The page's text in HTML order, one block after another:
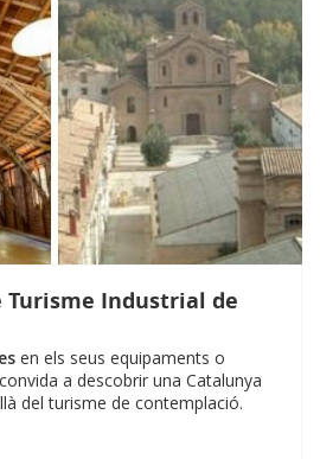
Turisme Industrial de
en els seus equipaments o
a descobrir una Catalunya
del turisme de contemplació.